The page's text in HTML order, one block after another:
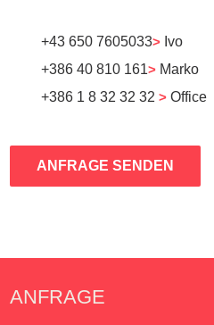
+43 650 7605033> Ivo
+386 40 810 161> Marko
+386 1 8 32 32 32> Office
ANFRAGE SENDEN
ANFRAGE